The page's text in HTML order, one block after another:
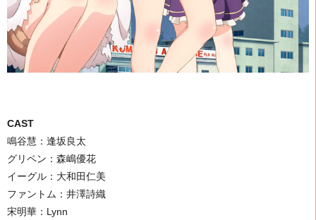
CAST
鳴谷慧：逢坂良太
グリペン：森嶋優花
イーグル：大和田仁美
ファントム：井澤詩織
宋明華：Lynn